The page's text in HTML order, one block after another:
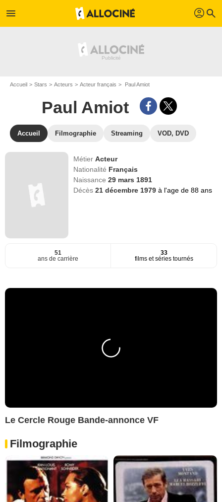
menu profil search
Accueil Stars Acteurs Acteur français Paul Amiot
Paul Amiot
Accueil Filmographie Streaming VOD, DVD
MétierActeur
Nationalité Français
Naissance29 mars 1891
Décès21 décembre 1979à l'age de 88 ans
51
ans de carrière
33
films et séries tournés
Le Cercle Rouge Bande-annonce VF
Filmographie